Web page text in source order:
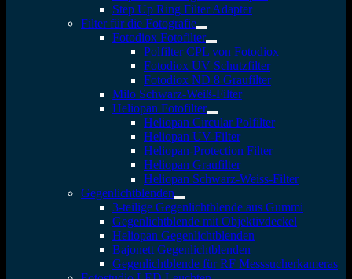
Step Up Ring Filter Adapter
Filter für die Fotografie
Fotodiox Fotofilter
Polfilter CPL von Fotodiox
Fotodiox UV Schutzfilter
Fotodiox ND 8 Graufilter
Milo Schwarz-Weiß-Filter
Heliopan Fotofilter
Heliopan Circular Polfilter
Heliopan UV-Filter
Heliopan-Protection Filter
Heliopan Graufilter
Heliopan Schwarz-Weiss-Filter
Gegenlichtblenden
3-teilige Gegenlichtblende aus Gummi
Gegenlichtblende mit Objektivdeckel
Heliopan Gegenlichtblenden
Bajonett Gegenlichtblenden
Gegenlichtblende für RF Messsucherkameras